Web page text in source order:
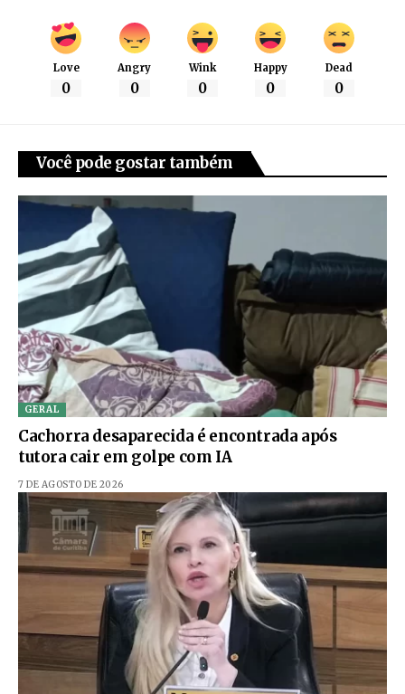
Love
0
Angry
0
Wink
0
Happy
0
Dead
0
Você pode gostar também
GERAL
Cachorra desaparecida é encontrada após
tutora cair em golpe com IA
7 DE AGOSTO DE 2026